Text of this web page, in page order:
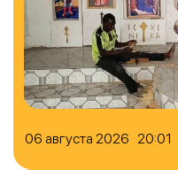
06 августа 2026 20:01